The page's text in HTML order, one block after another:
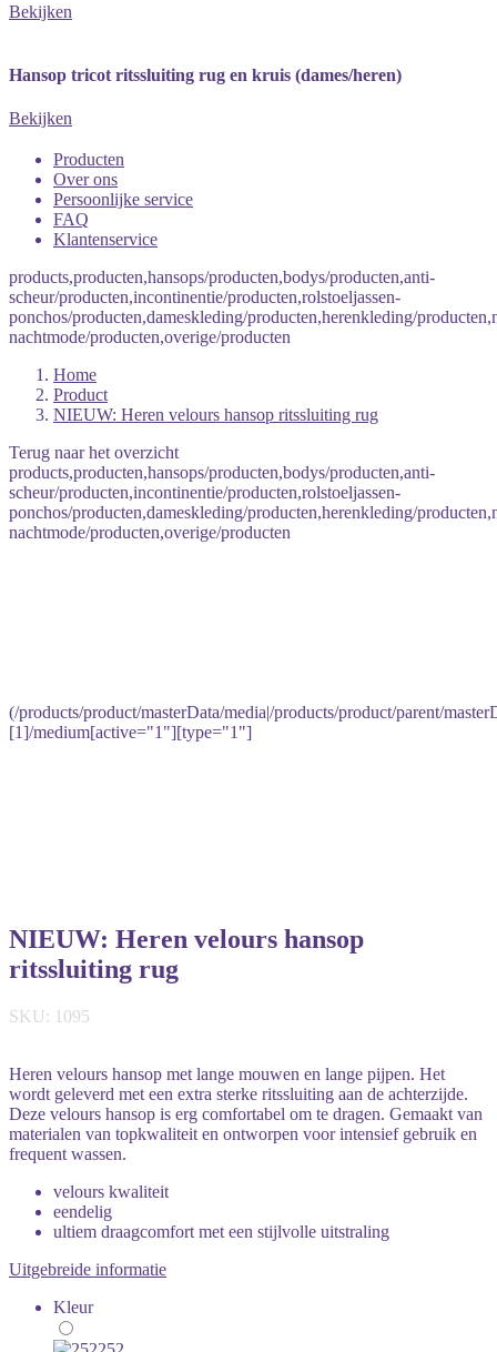
Bekijken
Hansop tricot ritssluiting rug en kruis (dames/heren)
Bekijken
Producten
Over ons
Persoonlijke service
FAQ
Klantenservice
products,producten,hansops/producten,bodys/producten,anti-
scheur/producten,incontinentie/producten,rolstoeljassen-
ponchos/producten,dameskleding/producten,herenkleding/
nachtmode/producten,overige/producten
Home
Product
NIEUW: Heren velours hansop ritssluiting rug
Terug naar het overzicht
products,producten,hansops/producten,bodys/producten,anti-
scheur/producten,incontinentie/producten,rolstoeljassen-
ponchos/producten,dameskleding/producten,herenkleding/
nachtmode/producten,overige/producten
(/products/product/masterData/media|/products/product/parent/
[1]/medium[active="1"][type="1"]
NIEUW: Heren velours hansop
ritssluiting rug
SKU: 1095
Heren velours hansop met lange mouwen en lange pijpen. Het
wordt geleverd met een extra sterke ritssluiting aan de achterzijde.
Deze velours hansop is erg comfortabel om te dragen. Gemaakt van
materialen van topkwaliteit en ontworpen voor intensief gebruik en
frequent wassen.
velours kwaliteit
eendelig
ultiem draagcomfort met een stijlvolle uitstraling
Uitgebreide informatie
Kleur